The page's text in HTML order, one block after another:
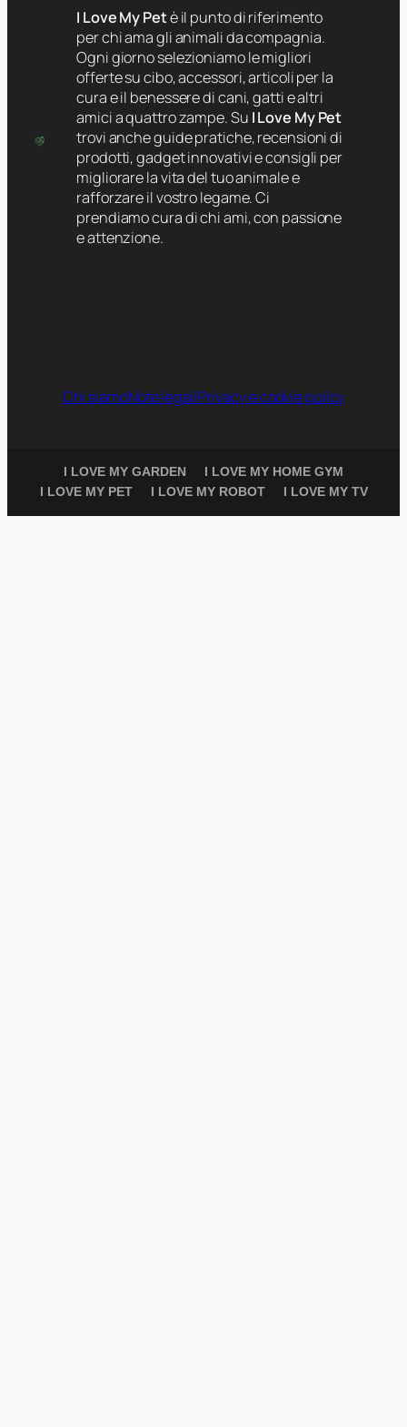
I Love My Petè il punto di riferimento
per chi ama gli animali da compagnia.
Ogni giorno selezioniamo le migliori
offerte su cibo, accessori, articoli per la
cura e il benessere di cani, gatti e altri
amici a quattro zampe. Su I Love My Pet
trovi anche guide pratiche, recensioni di
prodotti, gadget innovativi e consigli per
migliorare la vita del tuo animale e
rafforzare il vostro legame. Ci
prendiamo cura di chi ami, con passione
e attenzione.
Chi siamoNote legaliPrivacy e cookie policy
I LOVE MY GARDEN
I LOVE MY HOME GYM
I LOVE MY PET
I LOVE MY ROBOT I LOVE MY TV